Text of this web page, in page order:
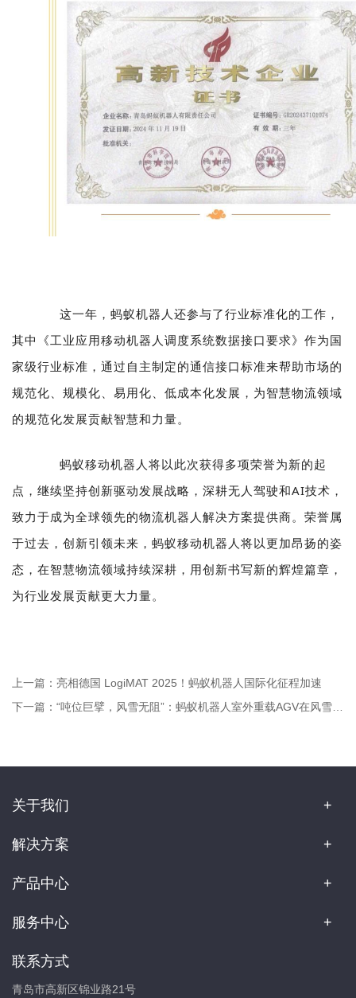
这一年，蚂蚁机器人还参与了行业标准化的工作，
其中《工业应用移动机器人调度系统数据接口要求》作为国
家级行业标准，通过自主制定的通信接口标准来帮助市场的
规范化、规模化、易用化、低成本化发展，为智慧物流领域
的规范化发展贡献智慧和力量。
蚂蚁移动机器人将以此次获得多项荣誉为新的起
点，继续坚持创新驱动发展战略，深耕无人驾驶和AI技术，
致力于成为全球领先的物流机器人解决方案提供商。荣誉属
于过去，创新引领未来，蚂蚁移动机器人将以更加昂扬的姿
态，在智慧物流领域持续深耕，用创新书写新的辉煌篇章，
为行业发展贡献更大力量。
上一篇： 亮相德国 LogiMAT 2025！蚂蚁机器人国际化征程加速
下一篇： “吨位巨擘，风雪无阻”：蚂蚁机器人室外重载AGV在风雪中展现硬核实力！
关于我们
解决方案
产品中心
服务中心
联系方式
青岛市高新区锦业路21号